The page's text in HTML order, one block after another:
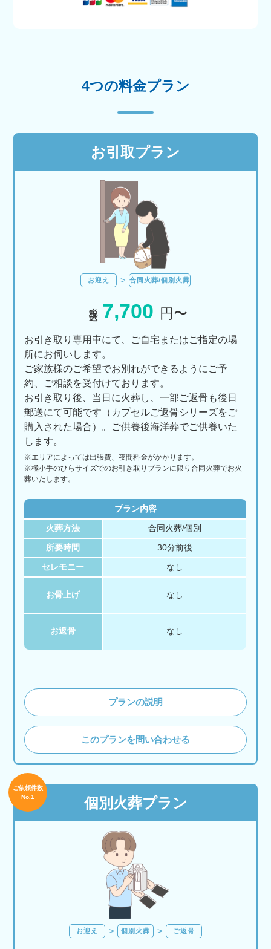
4つの料金プラン
お引取プラン
お迎え 合同火葬/個別火葬
7,700 円〜
お引き取り専用車にて、ご自宅またはご指定の場
所にお伺いします。
ご家族様のご希望でお別れができるようにご予
約、ご相談を受付けております。
お引き取り後、当日に火葬し、一部ご返骨も後日
郵送にて可能です（カプセルご返骨シリーズをご
購入された場合）。ご供養後海洋葬でご供養いた
します。
※エリアによっては出張費、夜間料金がかかります。
※極小手のひらサイズでのお引き取りプランに限り合同火葬でお火
葬いたします。
プラン内容
火葬方法 合同火葬/個別
所要時間 30分前後
セレモニー なし
お骨上げ なし
お返骨 なし
プランの説明
このプランを問い合わせる
個別火葬プラン
ご依頼件数
No.1
お迎え 個別火葬 ご返骨